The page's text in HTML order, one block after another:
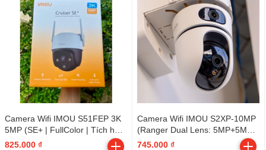
Camera Wifi IMOU S51FEP 3K
5MP (SE+ | FullColor | Tích hợp
LOA, đàm thoại 2 chiều) -
825.000 ₫
Camera Wifi IMOU S2XP-10MP
(Ranger Dual Lens: 5MP+5MP |
INdoor | FullColor)
745.000 ₫